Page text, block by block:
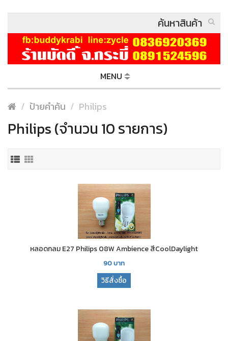
MENU
ป้ายคำค้น Philips
Philips (จำนวน 10 รายการ)
หลอดกลม E27 Philips 08W Ambience สีCoolDaylight
90บาท
วิธีสั่งซื้อ